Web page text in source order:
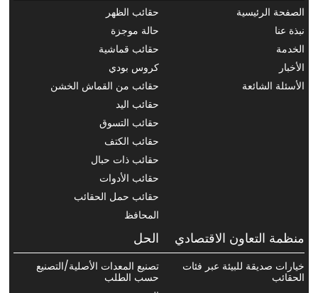
الصفحة الرئيسية
نبذة عنا
الخدمة
الأخبار
الأسئلة الشائعة
حقائب الظهر
حالة موجزة
حقائب قماشية
كروس بودي
حقائب من القماش الخشن
حقائب اليد
حقائب التسوق
حقائب الكتف
حقائب ذات حبال
حقائب الأدوات
حقائب حمل الحقائب
المحافظ
منظمة التعاون الاقتصادي
خيارات صديقة للبيئة عبر فئات
الحقائب
الحل
تصنيع المعدات الأصلية/التصنيع
حسب الطلب